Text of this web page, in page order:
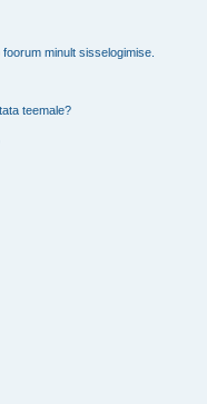
minult sisselogimise.
teemale?